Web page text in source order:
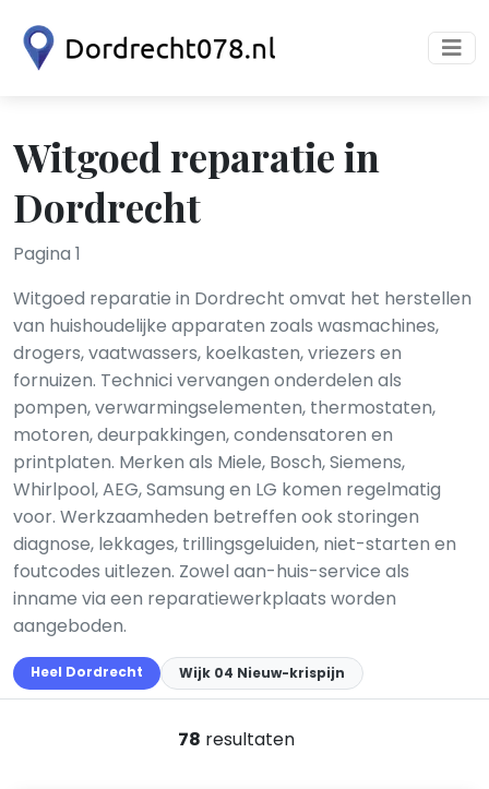
Witgoed reparatie in
Dordrecht
Pagina 1
Witgoed reparatie in Dordrecht omvat het herstellen
van huishoudelijke apparaten zoals wasmachines,
drogers, vaatwassers, koelkasten, vriezers en
fornuizen. Technici vervangen onderdelen als
pompen, verwarmingselementen, thermostaten,
motoren, deurpakkingen, condensatoren en
printplaten. Merken als Miele, Bosch, Siemens,
Whirlpool, AEG, Samsung en LG komen regelmatig
voor. Werkzaamheden betreffen ook storingen
diagnose, lekkages, trillingsgeluiden, niet-starten en
foutcodes uitlezen. Zowel aan-huis-service als
inname via een reparatiewerkplaats worden
aangeboden.
Heel Dordrecht Wijk 04 Nieuw-krispijn
78 resultaten